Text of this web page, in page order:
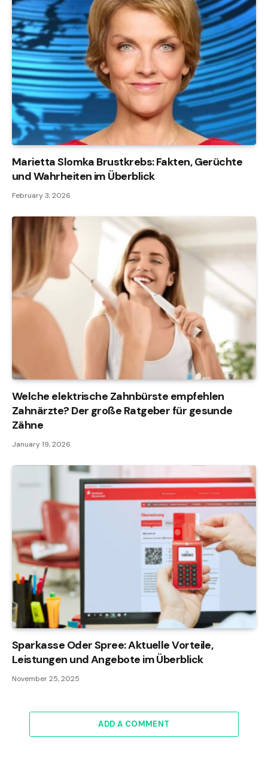
Marietta Slomka Brustkrebs: Fakten, Gerüchte
und Wahrheiten im Überblick
February 3, 2026
Welche elektrische Zahnbürste empfehlen
Zahnärzte? Der große Ratgeber für gesunde
Zähne
January 19, 2026
Sparkasse Oder Spree: Aktuelle Vorteile,
Leistungen und Angebote im Überblick
November 25, 2025
ADD A COMMENT